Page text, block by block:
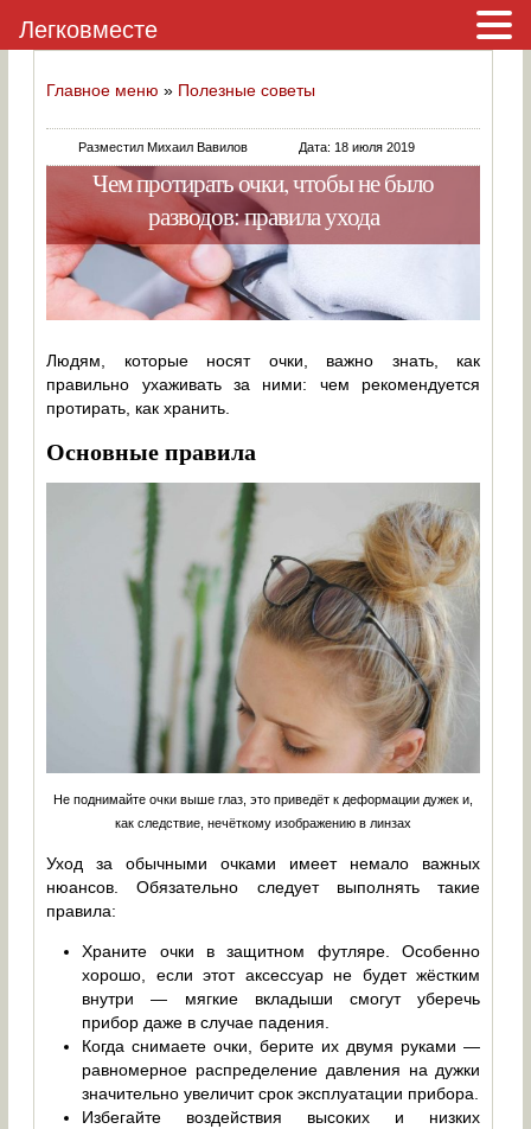
Главное меню » Полезные советы
Разместил Михаил Вавилов Дата: 18 июля 2019
Чем протирать очки, чтобы не было
разводов: правила ухода
Людям, которые носят очки, важно знать, как
правильно ухаживать за ними: чем рекомендуется
протирать, как хранить.
Основные правила
Не поднимайте очки выше глаз, это приведёт к деформации дужек и,
как следствие, нечёткому изображению в линзах
Уход за обычными очками имеет немало важных
нюансов. Обязательно следует выполнять такие
правила:
Храните очки в защитном футляре. Особенно
хорошо, если этот аксессуар не будет жёстким
внутри — мягкие вкладыши смогут уберечь
прибор даже в случае падения.
Когда снимаете очки, берите их двумя руками —
равномерное распределение давления на дужки
значительно увеличит срок эксплуатации прибора.
Избегайте воздействия высоких и низких
Легковместе